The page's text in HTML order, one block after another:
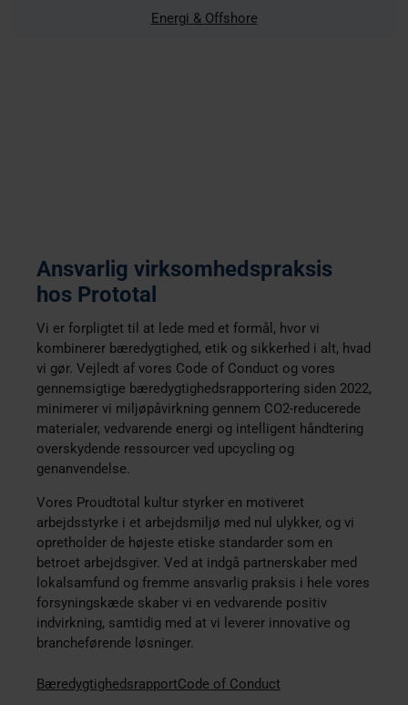
Energi & Offshore
Ansvarlig virksomhedspraksis
hos Prototal
Vi er forpligtet til at lede med et formål, hvor vi
kombinerer bæredygtighed, etik og sikkerhed i alt, hvad
vi gør. Vejledt af vores Code of Conduct og vores
gennemsigtige bæredygtighedsrapportering siden 2022,
minimerer vi miljøpåvirkning gennem CO2-reducerede
materialer, vedvarende energi og intelligent håndtering
overskydende ressourcer ved upcycling og
genanvendelse.
Vores Proudtotal
kultur styrker en motiveret
arbejdsstyrke i et arbejdsmiljø med nul ulykker, og vi
opretholder de højeste etiske standarder som en
betroet arbejdsgiver. Ved at indgå partnerskaber med
lokalsamfund og fremme ansvarlig praksis i hele vores
forsyningskæde skaber vi en vedvarende positiv
indvirkning, samtidig med at vi leverer innovative og
brancheførende løsninger.
BæredygtighedsrapportCode of Conduct